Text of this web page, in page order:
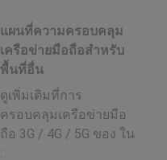
แผนที่ความครอบคลุม
เครือข่ายมือถือสำหรับ
พื้นที่อื่น
ดูเพิ่มเติมที่การ
ครอบคลุมเครือข่ายมือ
ถือ 3G / 4G / 5G ของ ใน
: